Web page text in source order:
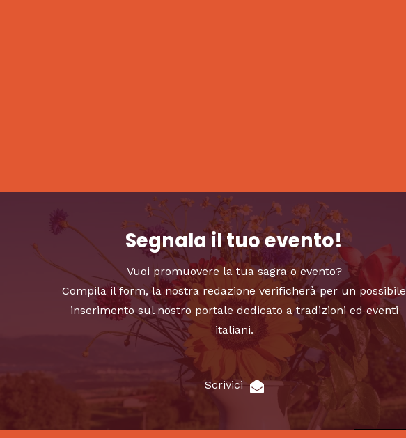
Segnala il tuo evento!
Vuoi promuovere la tua sagra o evento?
Compila il form, la nostra redazione verificherà per un possibile
inserimento sul nostro portale dedicato a tradizioni ed eventi
italiani.
Scrivici